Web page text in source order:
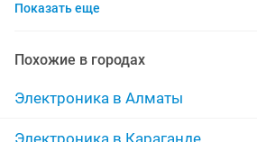
смартфон
apple watch беспроводные
моноблок обмен ddr2
Показать еще
Похожие в городах
Электроника в Алматы
Электроника в Караганде